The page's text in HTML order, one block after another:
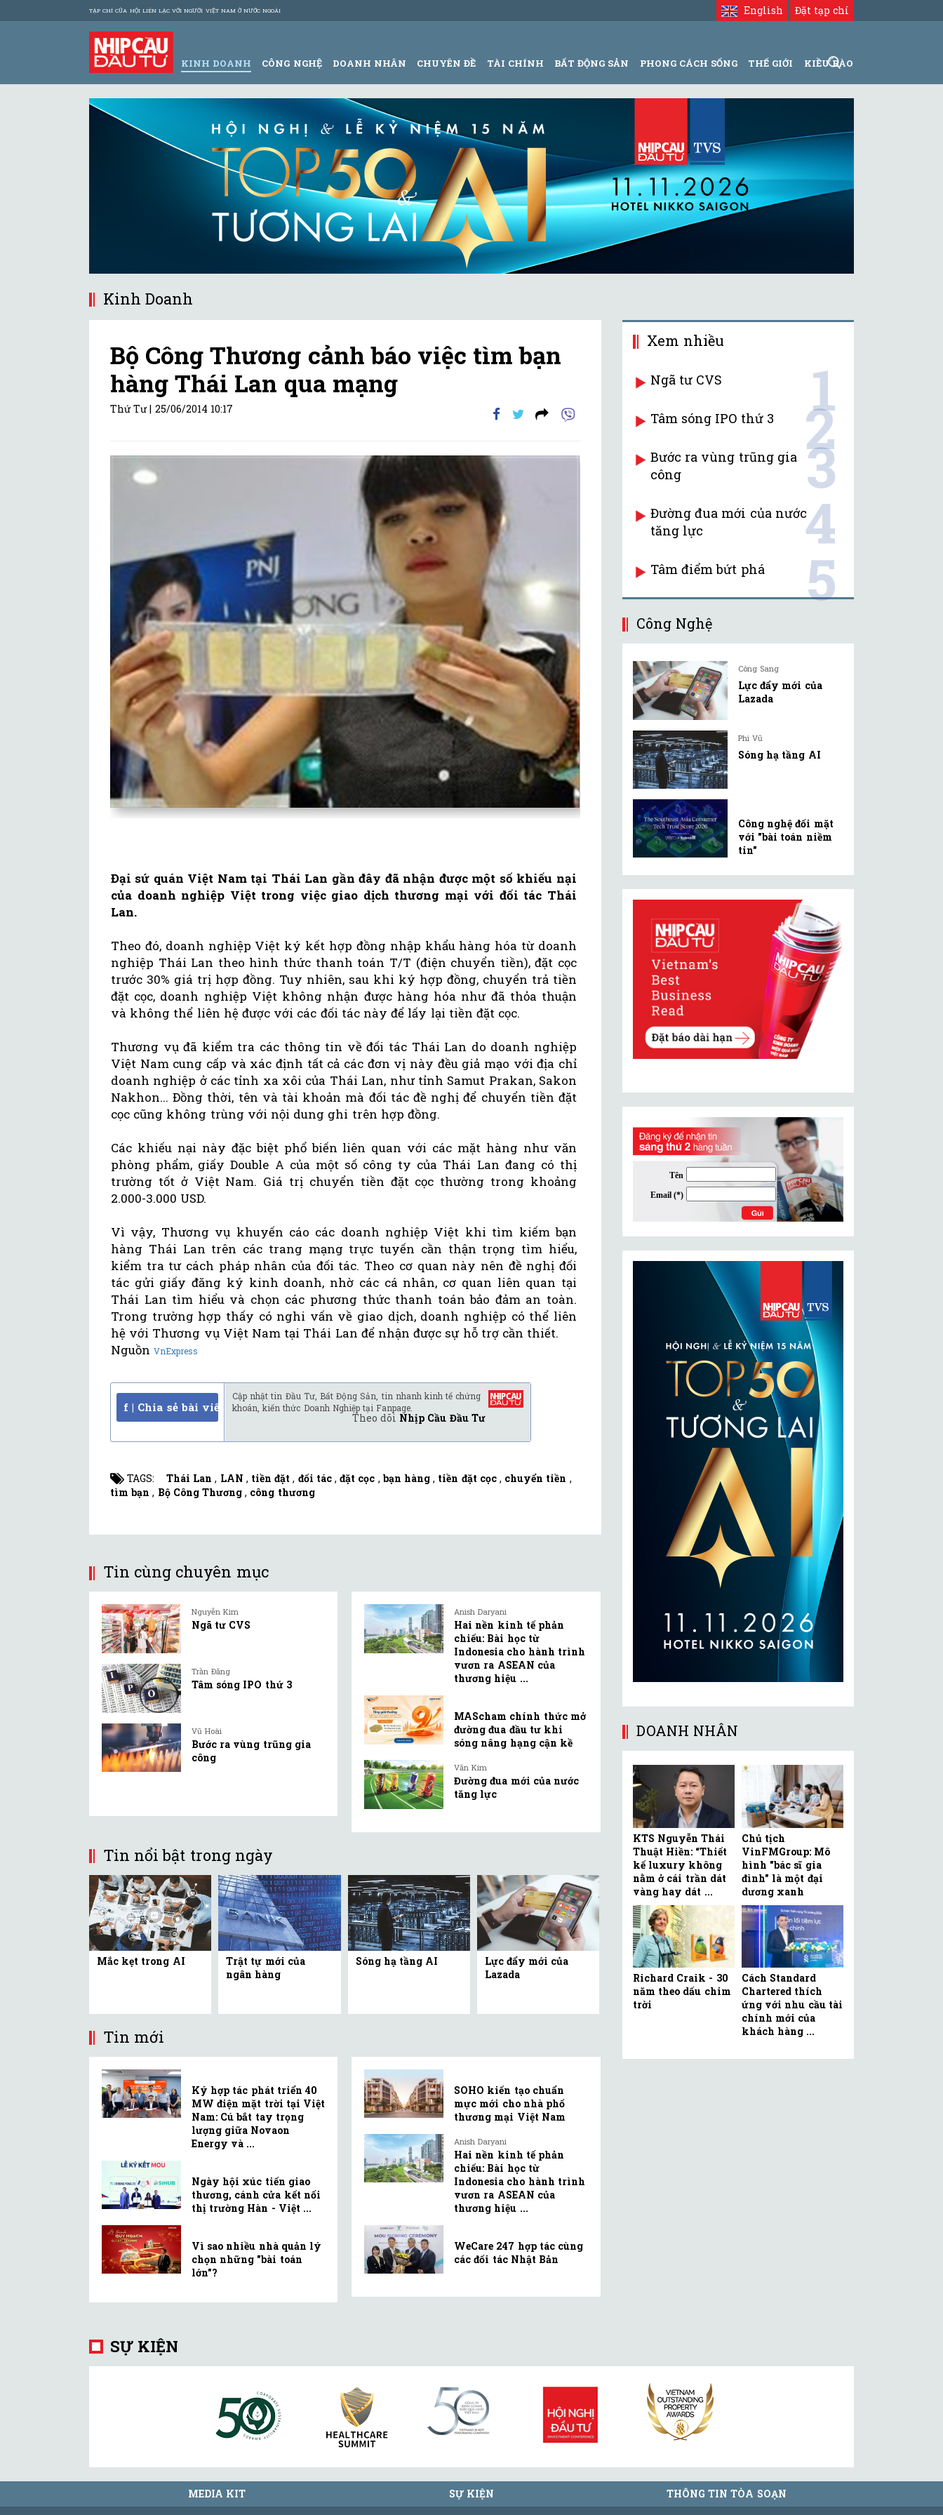
TẠP CHÍ CỦA HỘI LIÊN LẠC VỚI NGƯỜI VIỆT NAM Ở NƯỚC NGOÀI Đặt tạp chí
English
KINH DOANH CÔNG NGHỆ DOANH NHÂN CHUYÊN ĐỀ TÀI CHÍNH BẤT ĐỘNG SẢN PHONG CÁCH SỐNG THẾ GIỚI KIỀU BÀO
Kinh Doanh
Bộ Công Thương cảnh báo việc tìm bạn
hàng Thái Lan qua mạng
Thứ Tư | 25/06/2014 10:17
Đại sứ quán Việt Nam tại Thái Lan gần đây đã nhận được một số khiếu nại
của doanh nghiệp Việt trong việc giao dịch thương mại với đối tác Thái
Lan.
Theo đó, doanh nghiệp Việt ký kết hợp đồng nhập khẩu hàng hóa từ doanh
nghiệp Thái Lan theo hình thức thanh toán T/T (điện chuyển tiền), đặt cọc
trước 30% giá trị hợp đồng. Tuy nhiên, sau khi ký hợp đồng, chuyển trả tiền
đặt cọc, doanh nghiệp Việt không nhận được hàng hóa như đã thỏa thuận
và không thể liên hệ được với các đối tác này để lấy lại tiền đặt cọc.
Thương vụ đã kiểm tra các thông tin về đối tác Thái Lan do doanh nghiệp
Việt Nam cung cấp và xác định tất cả các đơn vị này đều giả mạo với địa chỉ
doanh nghiệp ở các tỉnh xa xôi của Thái Lan, như tỉnh Samut Prakan, Sakon
Nakhon... Đồng thời, tên và tài khoản mà đối tác đề nghị để chuyển tiền đặt
cọc cũng không trùng với nội dung ghi trên hợp đồng.
Các khiếu nại này đặc biệt phổ biến liên quan với các mặt hàng như văn
phòng phẩm, giấy Double A của một số công ty của Thái Lan đang có thị
trường tốt ở Việt Nam. Giá trị chuyển tiền đặt cọc thường trong khoảng
2.000-3.000 USD.
Vì vậy, Thương vụ khuyến cáo các doanh nghiệp Việt khi tìm kiếm bạn
hàng Thái Lan trên các trang mạng trực tuyến cần thận trọng tìm hiểu,
kiểm tra tư cách pháp nhân của đối tác. Theo cơ quan này nên đề nghị đối
tác gửi giấy đăng ký kinh doanh, nhờ các cá nhân, cơ quan liên quan tại
Thái Lan tìm hiểu và chọn các phương thức thanh toán bảo đảm an toàn.
Trong trường hợp thấy có nghi vấn về giao dịch, doanh nghiệp có thể liên
hệ với Thương vụ Việt Nam tại Thái Lan để nhận được sự hỗ trợ cần thiết.
NguồnVnExpress
f | Chia sẻ bài viết
Cập nhật tin Đầu Tư, Bất Động Sản, tin nhanh kinh tế chứng
khoán, kiến thức Doanh Nghiệp tại Fanpage.
Theo dõi Nhịp Cầu Đầu Tư
TAGS: Thái Lan , LAN , tiền đặt , đối tác,đặt cọc , bạn hàng , tiền đặt cọc, chuyển tiền ,
tìm bạn , Bộ Công Thương , công thương
Tin cùng chuyên mục
Nguyễn Kim
Ngã tư CVS
Trần Đăng
Tâm sóng IPO thứ 3
Vũ Hoài
Bước ra vùng trũng gia
công
Anish Daryani
Hai nền kinh tế phản
chiếu: Bài học từ
Indonesia cho hành trình
vươn ra ASEAN của
thương hiệu ...
MAScham chính thức mở
đường đua đầu tư khi
sóng nâng hạng cận kề
Văn Kim
Đường đua mới của nước
tăng lực
Tin nổi bật trong ngày
Mắc kẹt trong AI
Trật tự mới của
ngân hàng
Sóng hạ tầng AI
Lực đẩy mới của
Lazada
Tin mới
Ký hợp tác phát triển 40
MW điện mặt trời tại Việt
Nam: Cú bắt tay trọng
lượng giữa Novaon
Energy và ...
Ngày hội xúc tiến giao
thương, cánh cửa kết nối
thị trường Hàn - Việt ...
Vì sao nhiều nhà quản lý
chọn những "bài toán
lớn"?
SOHO kiến tạo chuẩn
mực mới cho nhà phố
thương mại Việt Nam
Anish Daryani
Hai nền kinh tế phản
chiếu: Bài học từ
Indonesia cho hành trình
vươn ra ASEAN của
thương hiệu ...
WeCare 247 hợp tác cùng
các đối tác Nhật Bản
Xem nhiều
Ngã tư CVS 1
Tâm sóng IPO thứ 3 2
Bước ra vùng trũng gia
công
3
Đường đua mới của nước
tăng lực
4
Tâm điểm bứt phá 5
Công Nghệ
Công Sang
Lực đẩy mới của
Lazada
Phi Vũ
Sóng hạ tầng AI
Công nghệ đối mặt
với "bài toán niềm
tin"
DOANH NHÂN
KTS Nguyễn Thái
Thuật Hiền: “Thiết
kế luxury không
nằm ở cái trần dát
vàng hay dát ...
Chủ tịch
VinFMGroup: Mô
hình "bác sĩ gia
đình" là một đại
dương xanh
Richard Craik - 30
năm theo dấu chim
trời
Cách Standard
Chartered thích
ứng với nhu cầu tài
chính mới của
khách hàng ...
SỰ KIỆN
MEDIA KIT SỰ KIỆN THÔNG TIN TÒA SOẠN